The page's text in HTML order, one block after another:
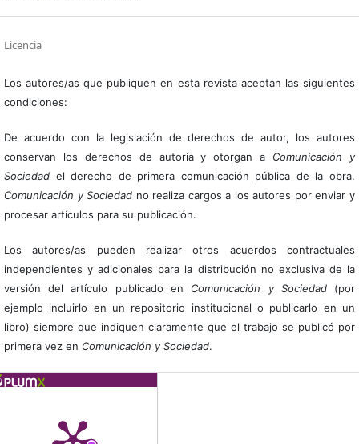
Licencia
Los autores/as que publiquen en esta revista aceptan las siguientes
condiciones:
De acuerdo con la legislación de derechos de autor, los autores
conservan los derechos de autoría y otorgan a Comunicación y
Sociedadel derecho de primera comunicación pública de la obra.
Comunicación y Sociedad no realiza cargos a los autores por enviar y
procesar artículos para su publicación.
Los autores/as pueden realizar otros acuerdos contractuales
independientes y adicionales para la distribución no exclusiva de la
versión del artículo publicado en Comunicación y Sociedad(por
ejemplo incluirlo en un repositorio institucional o publicarlo en un
libro) siempre que indiquen claramente que el trabajo se publicó por
primera vez en Comunicación y Sociedad.